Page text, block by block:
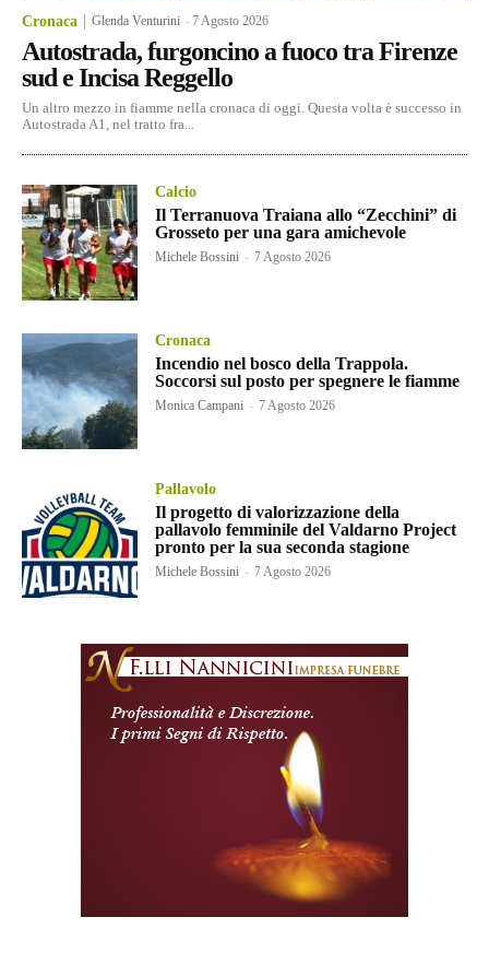
Cronaca Glenda Venturini -7 Agosto 2026
Autostrada, furgoncino a fuoco tra Firenze
sud e Incisa Reggello
Un altro mezzo in fiamme nella cronaca di oggi. Questa volta è successo in
Autostrada A1, nel tratto fra...
Calcio
Il Terranuova Traiana allo “Zecchini” di
Grosseto per una gara amichevole
Michele Bossini - 7 Agosto 2026
Cronaca
Incendio nel bosco della Trappola.
Soccorsi sul posto per spegnere le fiamme
Monica Campani - 7 Agosto 2026
Pallavolo
Il progetto di valorizzazione della
pallavolo femminile del Valdarno Project
pronto per la sua seconda stagione
Michele Bossini - 7 Agosto 2026